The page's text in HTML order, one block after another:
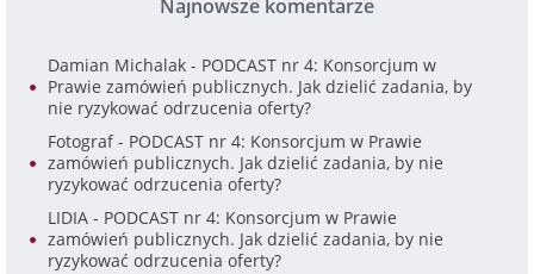
Najnowsze komentarze
Damian Michalak - PODCAST nr 4: Konsorcjum w
Prawie zamówień publicznych. Jak dzielić zadania, by
nie ryzykować odrzucenia oferty?
Fotograf- PODCAST nr 4: Konsorcjum w Prawie
zamówień publicznych. Jak dzielić zadania, by nie
ryzykować odrzucenia oferty?
LIDIA - PODCAST nr 4: Konsorcjum w Prawie
zamówień publicznych. Jak dzielić zadania, by nie
ryzykować odrzucenia oferty?